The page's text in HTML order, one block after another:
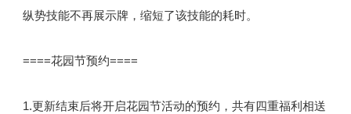
纵势技能不再展示牌，缩短了该技能的耗时。
====花园节预约====
1.更新结束后将开启花园节活动的预约，共有四重福利相送